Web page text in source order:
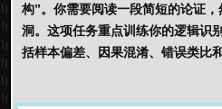
构”。你需要阅读一段简短的论证
洞。这项任务重点训练你的逻辑识
括样本偏差、因果混淆、错误类比